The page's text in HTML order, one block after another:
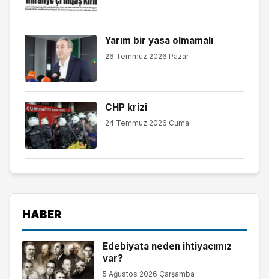
Yarım bir yasa olmamalı
26 Temmuz 2026 Pazar
CHP krizi
24 Temmuz 2026 Cuma
HABER
Edebiyata neden ihtiyacımız
var?
5 Ağustos 2026 Çarşamba